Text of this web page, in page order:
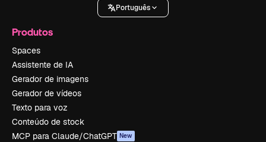
Português
Produtos
Spaces
Assistente de IA
Gerador de imagens
Gerador de vídeos
Texto para voz
Conteúdo de stock
MCP para Claude/ChatGPT New